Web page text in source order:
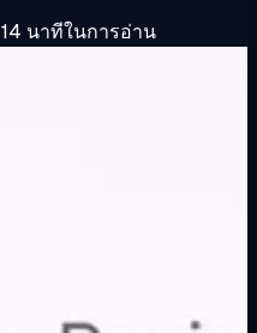
14 นาทีในการอ่าน